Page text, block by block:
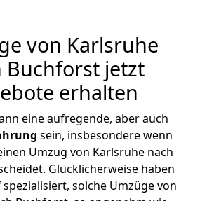
von Karlsruhe
Buchforst jetzt
erhalten
eine aufregende, aber auch
sein, insbesondere wenn
Umzug von Karlsruhe nach
Glücklicherweise haben
solche Umzüge von